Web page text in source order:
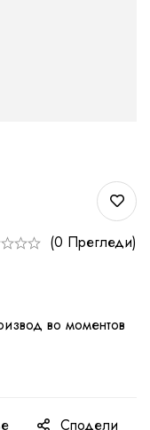
(0 Прегледи)
во моментов
Сподели